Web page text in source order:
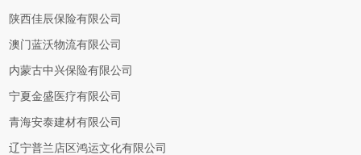
陕西佳辰保险有限公司
澳门蓝沃物流有限公司
内蒙古中兴保险有限公司
宁夏金盛医疗有限公司
青海安泰建材有限公司
辽宁普兰店区鸿运文化有限公司